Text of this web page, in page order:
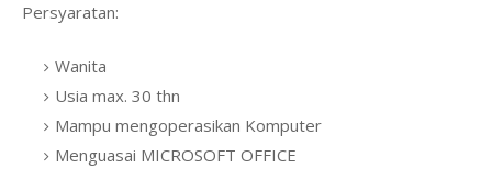
Persyaratan:
Wanita
Usia max. 30 thn
Mampu mengoperasikan Komputer
Menguasai MICROSOFT OFFICE